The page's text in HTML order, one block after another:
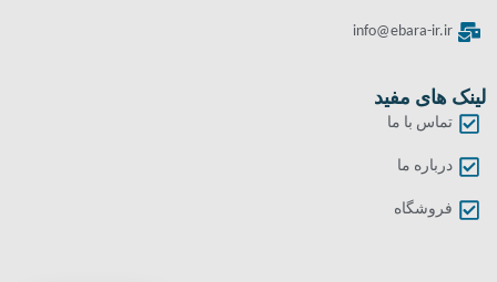
info@ebara-ir.ir
لینک های مفید
تماس با ما
درباره ما
فروشگاه